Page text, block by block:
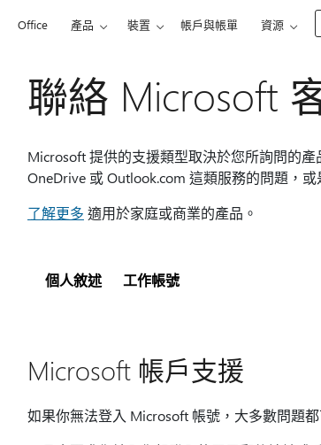
Office 產品 裝置 帳戶與帳單 資源
聯絡 Microsoft
Microsoft 提供的支援類型取決於您所詢問的
OneDrive 或 Outlook.com 這類服務的問題，
了解更多 適用於家庭或商業的產品。
個人敘述 工作帳號
Microsoft 帳戶支援
如果你無法登入 Microsoft 帳號，大多數問題